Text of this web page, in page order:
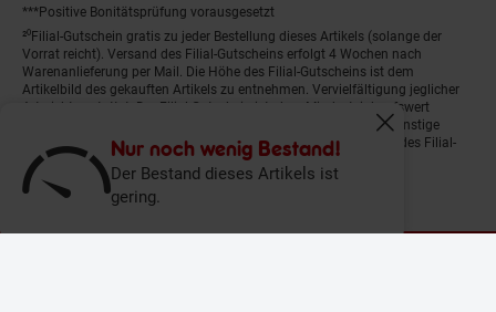
Nur noch wenig Bestand!
Der Bestand dieses Artikels ist
gering.
Fenster
***Positive Bonitätsprüfung vorausgesetzt
²⁰Filial-Gutschein gratis zu jeder Bestellung dieses Artikels (solange der
Vorrat reicht). Versand des Filial-Gutscheins erfolgt 4 Wochen nach
Warenanlieferung per Mail. Die Höhe des Filial-Gutscheins ist dem
Artikelbild des gekauften Artikels zu entnehmen. Vervielfältigung jeglicher
Art nicht gestattet. Der Filial-Gutschein ist ohne Mindesteinkaufswert
einlösbar. Nicht mit anderen Aktionsvorteilen (PAYBACK oder sonstige
Shop-Aktionen) kombinierbar. Der jeweilige Gültigkeitszeitraum des Filial-
Gutscheins ist darauf vermerkt.